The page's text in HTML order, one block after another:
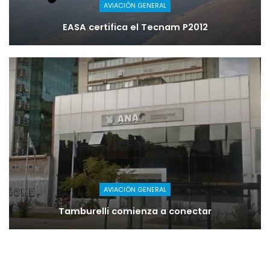
AVIACIÓN GENERAL
EASA certifica el Tecnam P2012
AVIACIÓN GENERAL
Tamburelli comienza a conectar